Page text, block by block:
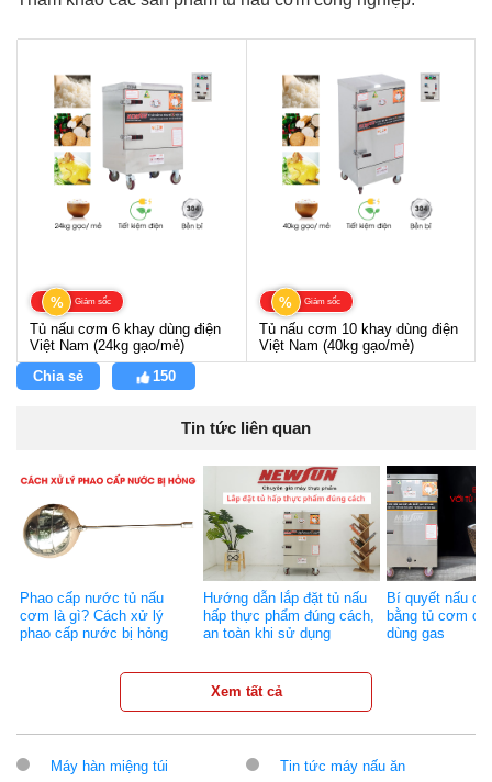
% Giảm sốc
Tủ nấu cơm 6 khay dùng điện
Việt Nam (24kg gạo/mẻ)
% Giảm sốc
Tủ nấu cơm 10 khay dùng điện
Việt Nam (40kg gạo/mẻ)
Chia sẻ
150
Tin tức liên quan
Phao cấp nước tủ nấu
cơm là gì? Cách xử lý
phao cấp nước bị hỏng
Hướng dẫn lắp đặt tủ nấu
hấp thực phẩm đúng cách,
an toàn khi sử dụng
Bí quyết nấu
bằng tủ cơm
dùng gas
Xem tất cả
Máy hàn miệng túi
Tin tức máy nấu ăn